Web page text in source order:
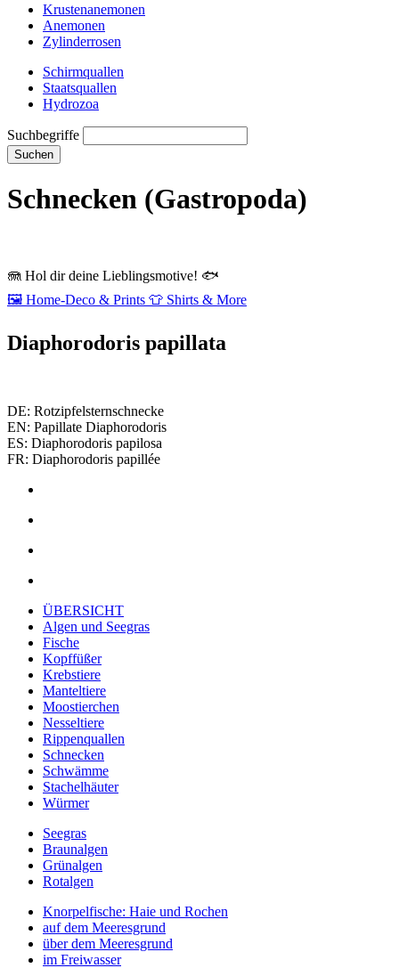
Krustenanemonen
Anemonen
Zylinderrosen
Schirmquallen
Staatsquallen
Hydrozoa
Suchbegriffe
Suchen
Schnecken (Gastropoda)
🪼 Hol dir deine Lieblingsmotive! 🐟
🖼️ Home‑Deco & Prints 👕 Shirts & More
Diaphorodoris papillata
DE: Rotzipfelsternschnecke
EN: Papillate Diaphorodoris
ES: Diaphorodoris papilosa
FR: Diaphorodoris papillée
ÜBERSICHT
Algen und Seegras
Fische
Kopffüßer
Krebstiere
Manteltiere
Moostierchen
Nesseltiere
Rippenquallen
Schnecken
Schwämme
Stachelhäuter
Würmer
Seegras
Braunalgen
Grünalgen
Rotalgen
Knorpelfische: Haie und Rochen
auf dem Meeresgrund
über dem Meeresgrund
im Freiwasser